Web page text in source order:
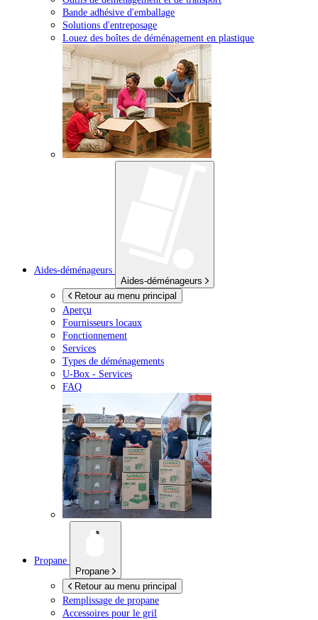
Bande adhésive d'emballage
Solutions d'entreposage
Louez des boîtes de déménagement en plastique
Aides-déménageurs
Aides-déménageurs
Retour au menu principal
Aperçu
Fournisseurs locaux
Fonctionnement
Services
Types de déménagements
U-Box - Services
FAQ
Propane
Propane
Retour au menu principal
Remplissage de propane
Accessoires pour le gril